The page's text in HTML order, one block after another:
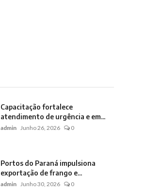
Capacitação fortalece
atendimento de urgência e em...
admin Junho 26, 2026 0
Portos do Paraná impulsiona
exportação de frango e...
admin Junho 30, 2026 0